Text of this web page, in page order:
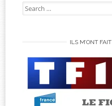
Search
for:
ILS M’ONT FAIT